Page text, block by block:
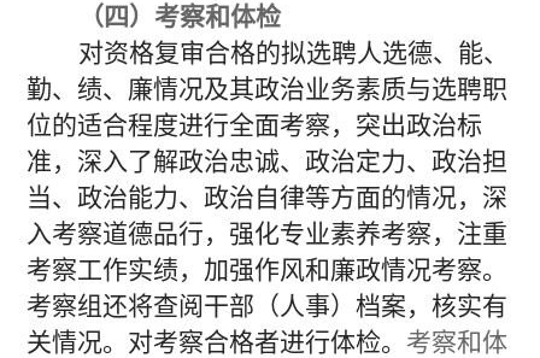
（四）考察和体检
对资格复审合格的拟选聘人选德、能、
勤、绩、廉情况及其政治业务素质与选聘职
位的适合程度进行全面考察，突出政治标
准，深入了解政治忠诚、政治定力、政治担
当、政治能力、政治自律等方面的情况，深
入考察道德品行，强化专业素养考察，注重
考察工作实绩，加强作风和廉政情况考察。
考察组还将查阅干部（人事）档案，核实有
关情况。 对考察合格者进行体检。 考察和体